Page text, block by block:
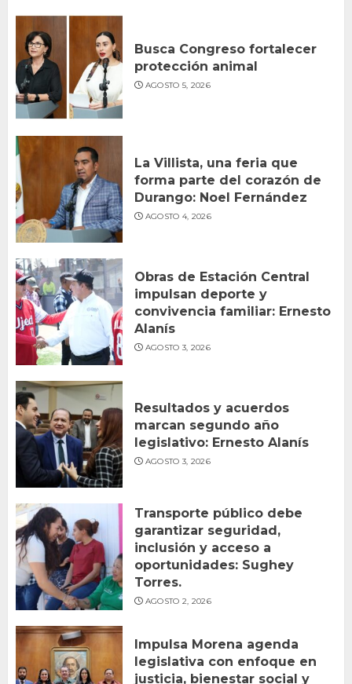
Busca Congreso fortalecer
protección animal
AGOSTO 5, 2026
La Villista, una feria que
forma parte del corazón de
Durango: Noel Fernández
AGOSTO 4, 2026
Obras de Estación Central
impulsan deporte y
convivencia familiar: Ernesto
Alanís
AGOSTO 3, 2026
Resultados y acuerdos
marcan segundo año
legislativo: Ernesto Alanís
AGOSTO 3, 2026
Transporte público debe
garantizar seguridad,
inclusión y acceso a
oportunidades: Sughey
Torres.
AGOSTO 2, 2026
Impulsa Morena agenda
legislativa con enfoque en
justicia, bienestar social y